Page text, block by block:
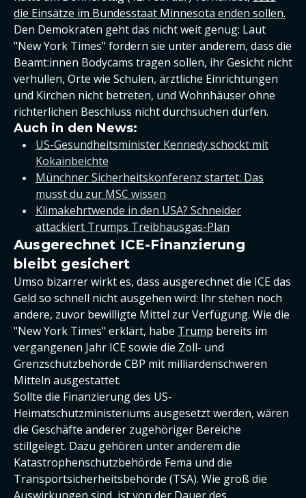
die Einsätze im Bundesstaat Minnesota enden sollen.
Den Demokraten geht das nicht weit genug: Laut
"New York Times" fordern sie unter anderem, dass die
Beamt:innen Bodycams tragen sollen, ihr Gesicht nicht
verhüllen, Orte wie Schulen, ärztliche Einrichtungen
und Kirchen nicht betreten, und Wohnhäuser ohne
richterlichen Beschluss nicht durchsuchen dürfen.
Auch in den News:
US-Gesundheitsminister Kennedy schockt mit
Kokainbeichte
Münchner Sicherheitskonferenz startet: Das
musst du zur MSC wissen
Klimakehrtwende in den USA? Schneider
attackiert Trumps Treibhausgas-Plan
Ausgerechnet ICE-Finanzierung
bleibt gesichert
Umso bizarrer wirkt es, dass ausgerechnet die ICE das
Geld so schnell nicht ausgehen wird: Ihr stehen noch
andere, zuvor bewilligte Mittel zur Verfügung. Wie die
"New York Times" erklärt, habe Trump bereits im
vergangenen Jahr ICE sowie die Zoll- und
Grenzschutzbehörde CBP mit milliardenschweren
Mitteln ausgestattet.
Sollte die Finanzierung des US-
Heimatschutzministeriums ausgesetzt werden, wären
die Geschäfte anderer zugehöriger Bereiche
stillgelegt. Dazu gehören unter anderem die
Katastrophenschutzbehörde Fema und die
Transportsicherheitsbehörde (TSA). Wie groß die